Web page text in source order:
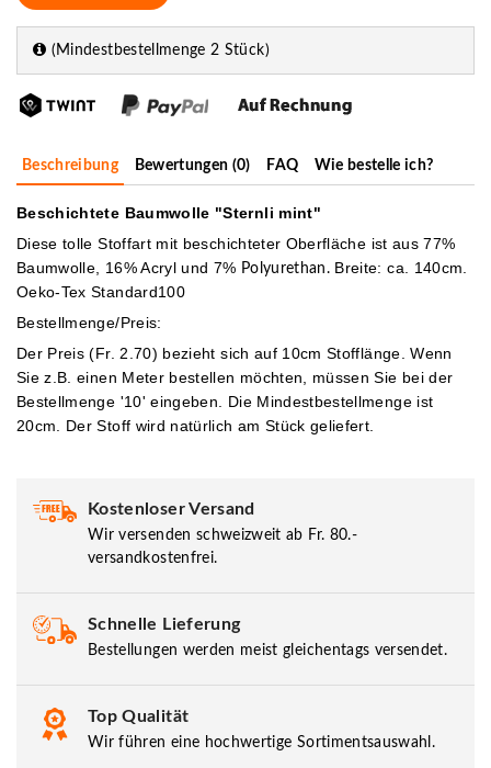
(Mindestbestellmenge 2 Stück)
Beschreibung Bewertungen (0) FAQ Wie bestelle ich?
Beschichtete Baumwolle "Sternli mint"
Diese tolle Stoffart mit beschichteter Oberfläche ist aus 77%
Baumwolle, 16% Acryl und 7% Polyurethan. Breite: ca. 140cm.
Oeko-Tex Standard100
Bestellmenge/Preis:
Der Preis (Fr. 2.70) bezieht sich auf 10cm Stofflänge. Wenn
Sie z.B. einen Meter bestellen möchten, müssen Sie bei der
Bestellmenge '10' eingeben. Die Mindestbestellmenge ist
20cm. Der Stoff wird natürlich am Stück geliefert.
Kostenloser Versand
Wir versenden schweizweit ab Fr. 80.-
versandkostenfrei.
Schnelle Lieferung
Bestellungen werden meist gleichentags versendet.
Top Qualität
Wir führen eine hochwertige Sortimentsauswahl.